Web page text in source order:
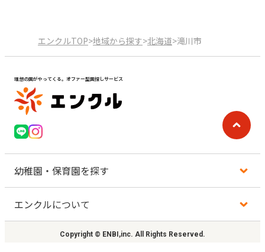
エンクルTOP>地域から探す>北海道>滝川市
理想の園がやってくる。オファー型園探しサービス
幼稚園・保育園を探す
エンクルについて
Copyright © ENBI,inc. All Rights Reserved.